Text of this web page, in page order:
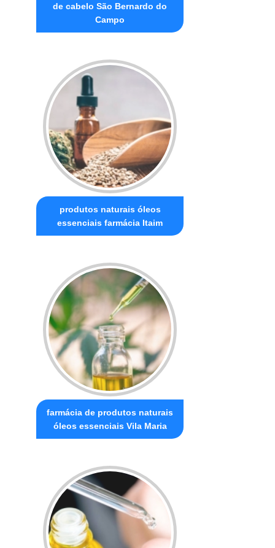
de cabelo São Bernardo do
Campo
produtos naturais óleos
essenciais farmácia Itaim
farmácia de produtos naturais
óleos essenciais Vila Maria